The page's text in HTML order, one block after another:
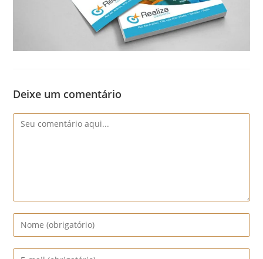
Deixe um comentário
Comentário
Digite
seu
nome
Digite